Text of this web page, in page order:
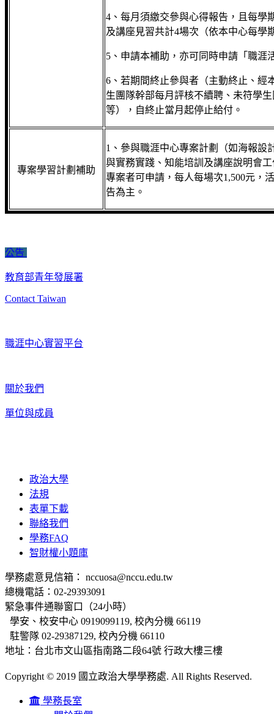
4、每月須繳交參與心得報告，且每學
及講座見習共計4場次（依本中心每學
5、申請本補助，亦可同時申請「職涯
6、若期間終止參與者（主動終止、經
生團隊幹部每月評核不續聘、未符學
等），自終止當月起停止給付。
專案學習計劃補助
1、參與職涯中心專案計劃（如海報設
與實務實踐、知能培訓及講座說明會
專案者可申請，每人每場次1,500元，
告為主。
公告
教育部青年發展署
Contact Taiwan
職涯中心實習平台
關於我們
單位與成員
政治大學
法規
表單下載
聯絡我們
學務FAQ
智財權小題庫
學務處意見信箱： nccuosa@nccu.edu.tw
總機電話：02-29393091
緊急事件通聯窗口（24小時）
學安、校安中心 0919099119, 校內分機 66119
駐警隊 02-29387129, 校內分機 66110
地址：台北市文山區指南路二段64號 行政大樓三樓
Copyright © 2019 國立政治大學學務處. All Rights Reserved.
學務長室